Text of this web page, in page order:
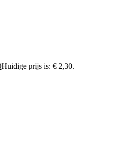
Huidige prijs is: € 2,30.